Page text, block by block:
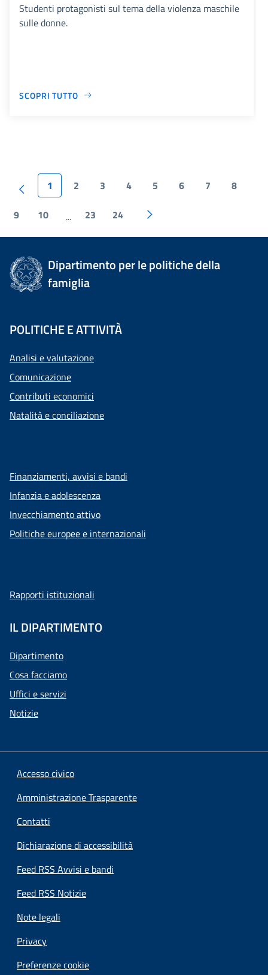
Studenti protagonisti sul tema della violenza maschile
sulle donne.
SCOPRI TUTTO
1 2 3 4 5 6 7 8
9 10 ... 23 24
Dipartimento per le politiche della
famiglia
POLITICHE E ATTIVITÀ
Analisi e valutazione
Comunicazione
Contributi economici
Natalità e conciliazione
Finanziamenti, avvisi e bandi
Infanzia e adolescenza
Invecchiamento attivo
Politiche europee e internazionali
Rapporti istituzionali
IL DIPARTIMENTO
Dipartimento
Cosa facciamo
Uffici e servizi
Notizie
Accesso civico
Amministrazione Trasparente
Contatti
Dichiarazione di accessibilità
Feed RSS Avvisi e bandi
Feed RSS Notizie
Note legali
Privacy
Preferenze cookie